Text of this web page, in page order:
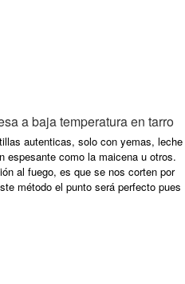
a baja temperatura en tarro
autenticas, solo con yemas, leche
espesante como la maicena u otros.
al fuego, es que se nos corten por
método el punto será perfecto pues